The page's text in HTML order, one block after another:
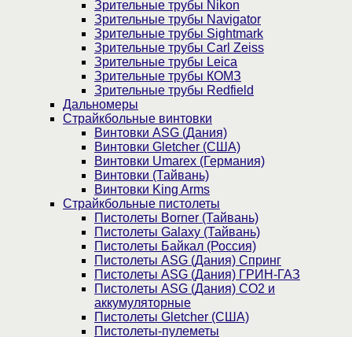
Зрительные трубы Nikon
Зрительные трубы Navigator
Зрительные трубы Sightmark
Зрительные трубы Carl Zeiss
Зрительные трубы Leica
Зрительные трубы КОМЗ
Зрительные трубы Redfield
Дальномеры
Страйкбольные винтовки
Винтовки ASG (Дания)
Винтовки Gletcher (США)
Винтовки Umarex (Германия)
Винтовки (Тайвань)
Винтовки King Arms
Страйкбольные пистолеты
Пистолеты Borner (Тайвань)
Пистолеты Galaxy (Тайвань)
Пистолеты Байкал (Россия)
Пистолеты ASG (Дания) Спринг
Пистолеты ASG (Дания) ГРИН-ГАЗ
Пистолеты ASG (Дания) CO2 и
аккумуляторные
Пистолеты Gletcher (США)
Пистолеты-пулеметы